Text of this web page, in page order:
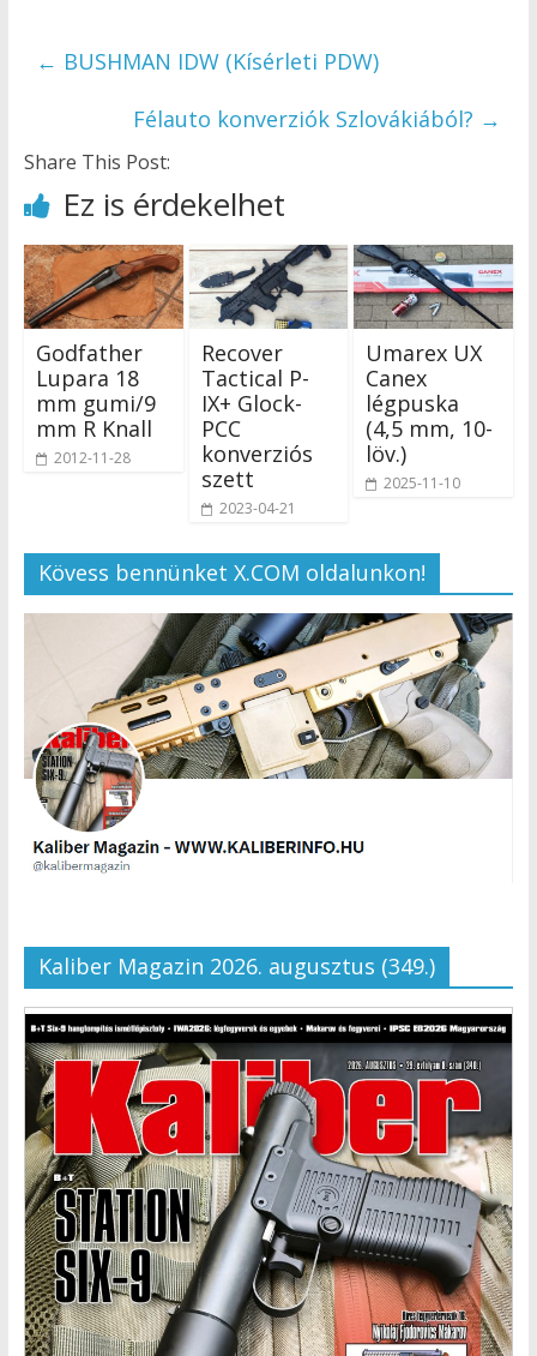
← BUSHMAN IDW (Kísérleti PDW)
Félauto konverziók Szlovákiából? →
Share This Post:
Ez is érdekelhet
Godfather
Lupara 18
mm gumi/9
mm R Knall
2012-11-28
Recover
Tactical P-
IX+ Glock-
PCC
konverziós
szett
2023-04-21
Umarex UX
Canex
légpuska
(4,5 mm, 10-
löv.)
2025-11-10
Kövess bennünket X.COM oldalunkon!
Kaliber Magazin 2026. augusztus (349.)